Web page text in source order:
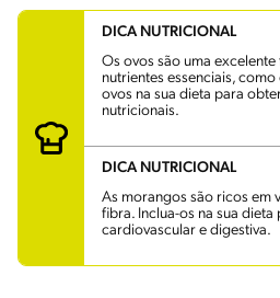
DICA NUTRICIONAL
Os ovos são uma
nutrientes essenciais,
ovos na sua dieta para
nutricionais.
DICA NUTRICIONAL
As morangos são ricos em
fibra. Inclua-os na sua
cardiovascular e digestiva.